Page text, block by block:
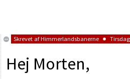
Skrevet afHimmerlandsbanerne
Hej Morten,